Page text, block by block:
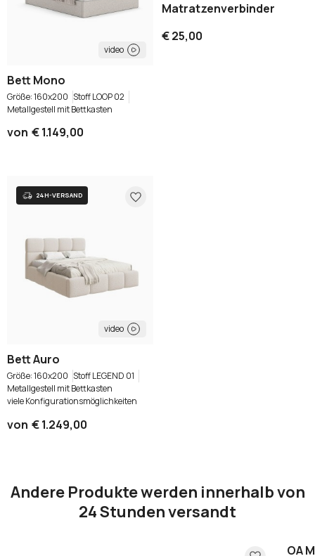
video
Bett Mono
160x200 Stoff LOOP 02
Metallgestell mit Bettkasten
von € 1.149,00
Matratzenverbinder
€ 25,00
video
Bett Auro
160x200 Stoff LEGEND 01
Metallgestell mit Bettkasten
viele Konfigurationsmöglichkeiten
von € 1.249,00
Andere Produkte werden innerhalb von
24 Stunden versandt
OA